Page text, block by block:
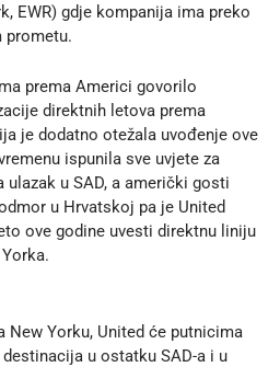
EWR) gdje kompanija ima preko
prometu.
prema Americi govorilo
direktnih letova prema
je dodatno otežala uvođenje ove
ispunila sve uvjete za
u SAD, a američki gosti
u Hrvatskoj pa je United
ove godine uvesti direktnu liniju
New Yorku, United će putnicima
u ostatku SAD-a i u